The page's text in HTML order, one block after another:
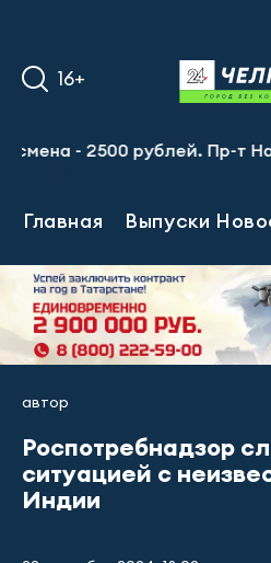
16+
2500 рублей. Пр-т
Главная Выпуски
автор
Роспотребнадзор
ситуацией с
Индии